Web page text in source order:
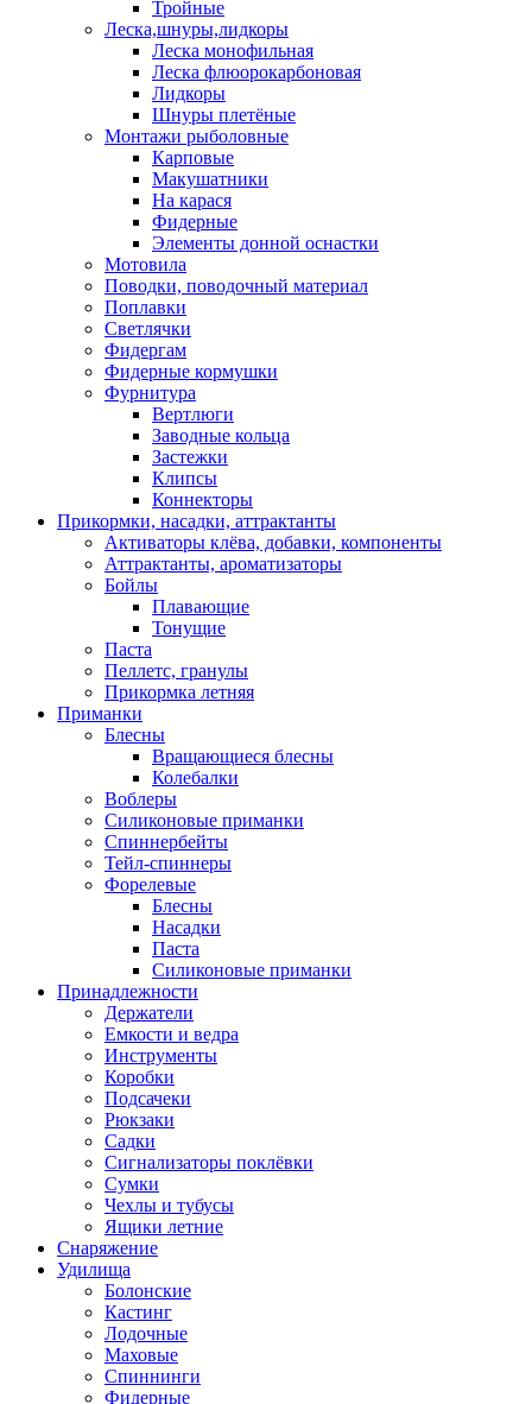
Тройные
Леска,шнуры,лидкоры
Леска монофильная
Леска флюорокарбоновая
Лидкоры
Шнуры плетёные
Монтажи рыболовные
Карповые
Макушатники
На карася
Фидерные
Элементы донной оснастки
Мотовила
Поводки, поводочный материал
Поплавки
Светлячки
Фидергам
Фидерные кормушки
Фурнитура
Вертлюги
Заводные кольца
Застежки
Клипсы
Коннекторы
Прикормки, насадки, аттрактанты
Активаторы клёва, добавки, компоненты
Аттрактанты, ароматизаторы
Бойлы
Плавающие
Тонущие
Паста
Пеллетс, гранулы
Прикормка летняя
Приманки
Блесны
Вращающиеся блесны
Колебалки
Воблеры
Силиконовые приманки
Спиннербейты
Тейл-спиннеры
Форелевые
Блесны
Насадки
Паста
Силиконовые приманки
Принадлежности
Держатели
Емкости и ведра
Инструменты
Коробки
Подсачеки
Рюкзаки
Садки
Сигнализаторы поклёвки
Сумки
Чехлы и тубусы
Ящики летние
Снаряжение
Удилища
Болонские
Кастинг
Лодочные
Маховые
Спиннинги
Фидерные